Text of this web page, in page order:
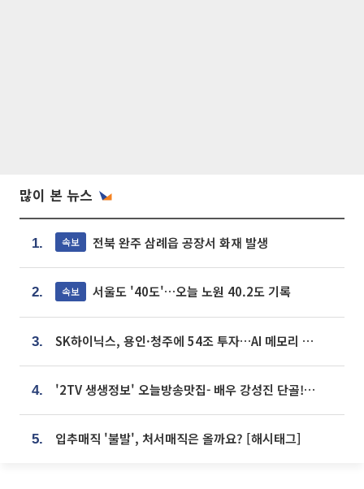
많이 본 뉴스
1. 속보 전북 완주 삼례읍 공장서 화재 발생
2. 속보 서울도 '40도'…오늘 노원 40.2도 기록
3. SK하이닉스, 용인·청주에 54조 투자…AI 메모리 생산기지 키운다
4. '2TV 생생정보' 오늘방송맛집- 배우 강성진 단골! 쌀국수ㆍ푸팟퐁 커리 맛집 '블○○○'
5. 입추매직 '불발', 처서매직은 올까요? [해시태그]